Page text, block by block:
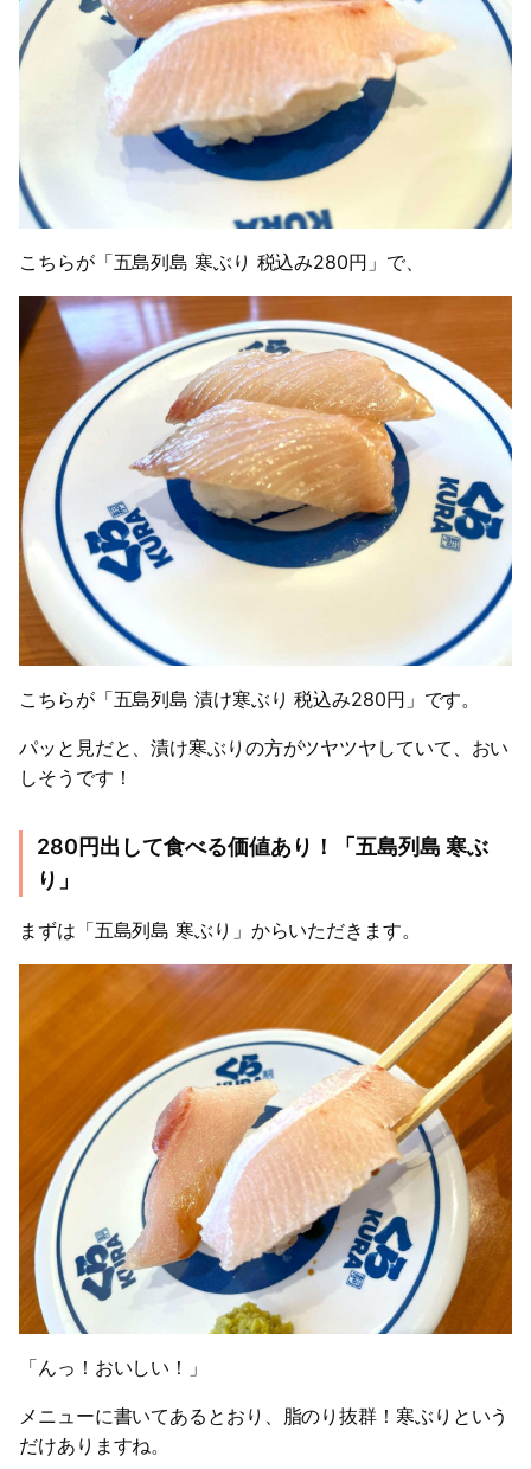
こちらが「五島列島 寒ぶり 税込み280円」で、
こちらが「五島列島 漬け寒ぶり 税込み280円」です。
パッと見だと、漬け寒ぶりの方がツヤツヤしていて、おい
しそうです！
280円出して食べる価値あり！「五島列島 寒ぶ
り」
まずは「五島列島 寒ぶり」からいただきます。
「んっ！おいしい！」
メニューに書いてあるとおり、脂のり抜群！寒ぶりという
だけありますね。